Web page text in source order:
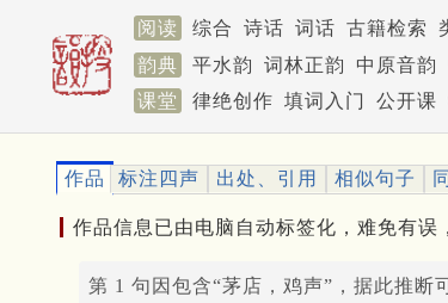
阅读 综合 诗话 词话 古籍检索
韵典
平水韵 词林正韵 中原音韵
课堂
律绝创作 填词入门 公开课
作品 标注四声 出处、引用 相似句子
作品信息已由电脑自动标签化，难免有误
第 1 句因包含“茅店，鸡声”，据此推断